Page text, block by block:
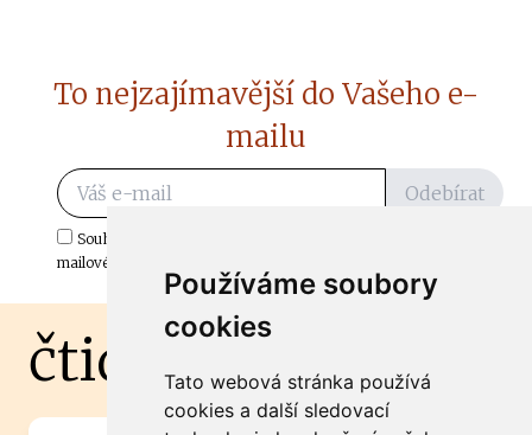
Používáme soubory
cookies
Tato webová stránka používá
cookies a další sledovací
To nejzajímavější do Vašeho e-
mailu
Odebírat
Souhlasím s odběrem důležitých zpráv ze ČtiDoma.cz do mé e-
mailové schránky.
čtidoma.cz